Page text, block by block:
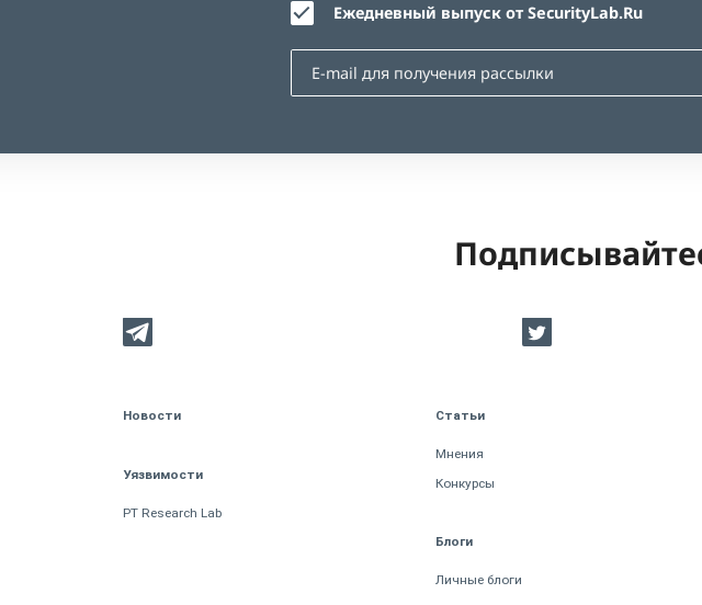
Ежедневный выпуск от SecurityLab.Ru
Новости
Уязвимости
PT Research Lab
Статьи
Мнения
Конкурсы
Блоги
Личные блоги